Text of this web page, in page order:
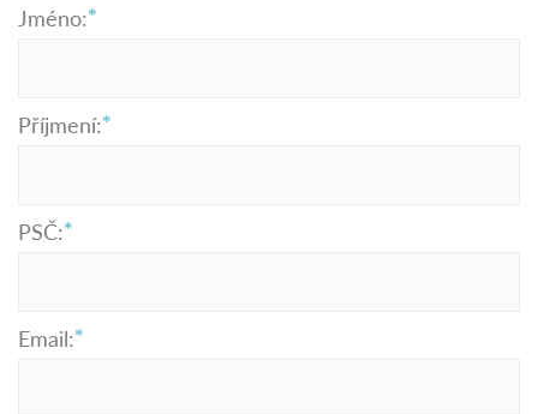
Jméno:
Příjmení:
PSČ:
Email: